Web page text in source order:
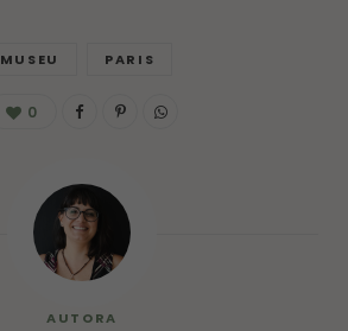
MUSEU PARIS
0
AUTORA